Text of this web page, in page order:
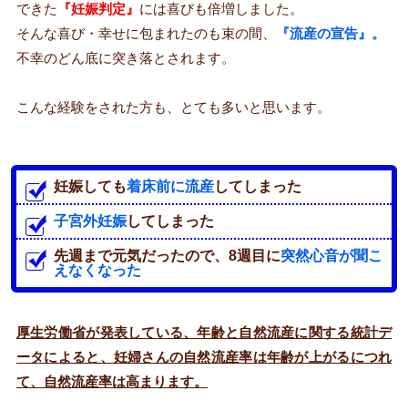
できた
『妊娠判定』 には喜びも倍増しました。
そんな喜び・幸せに包まれたのも束の間、
『流産の宣告』。
不幸のどん底に突き落とされます。
こんな経験をされた方も、とても多いと思います。
妊娠しても着床前に流産してしまった
子宮外妊娠してしまった
先週まで元気だったので、8週目に突然心音が聞こ
えなくなった
厚生労働省が発表している、年齢と自然流産に関する統計デ
ータによると、妊婦さんの自然流産率は年齢が上がるにつれ
て、自然流産率は高まります。